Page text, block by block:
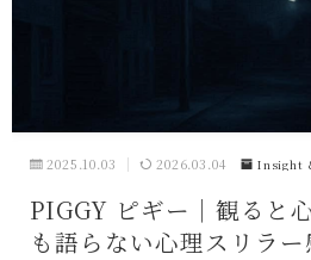
2025.10.03 2026.03.04 Insight
PIGGY ピギー｜観ると
も語らない心理スリラー